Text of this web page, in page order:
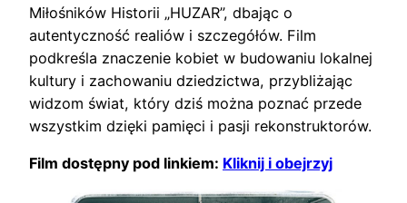
Miłośników Historii „HUZAR”, dbając o
autentyczność realiów i szczegółów. Film
podkreśla znaczenie kobiet w budowaniu lokalnej
kultury i zachowaniu dziedzictwa, przybliżając
widzom świat, który dziś można poznać przede
wszystkim dzięki pamięci i pasji rekonstruktorów.
Film dostępny pod linkiem: Kliknij i obejrzyj